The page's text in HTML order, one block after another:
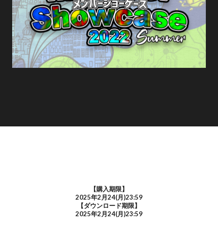
【購入期限】
2025年2月24(月)23:59
【ダウンロード期限】
2025年2月24(月)23:59